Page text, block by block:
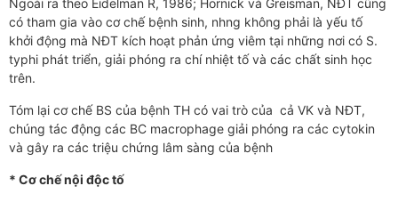
Ngoài ra theo Eidelman R, 1986; Hornick và Greisman, NĐT cũng
có tham gia vào cơ chế bệnh sinh, nh­ng không phải là yếu tố
khởi động mà NĐT kích hoạt phản ứng viêm tại những nơi có S.
typhi phát triển, giải phóng ra chí nhiệt tố và các chất sinh học
trên.
Tóm lại cơ chế BS của bệnh TH có vai trò của cả VK và NĐT,
chúng tác động các BC macrophage giải phóng ra các cytokin
và gây ra các triệu chứng lâm sàng của bệnh
* Cơ chế nội độc tố